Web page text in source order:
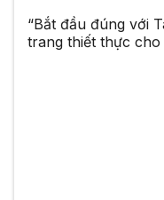
“Bắt đầu đúng với
trang thiết thực